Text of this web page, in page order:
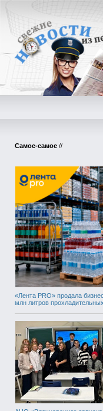
Самое-самое //
«Лента PRO» продала
млн литров